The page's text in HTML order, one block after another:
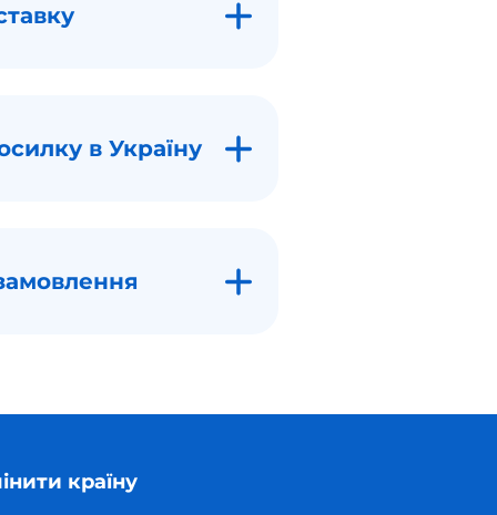
в Україну
країну